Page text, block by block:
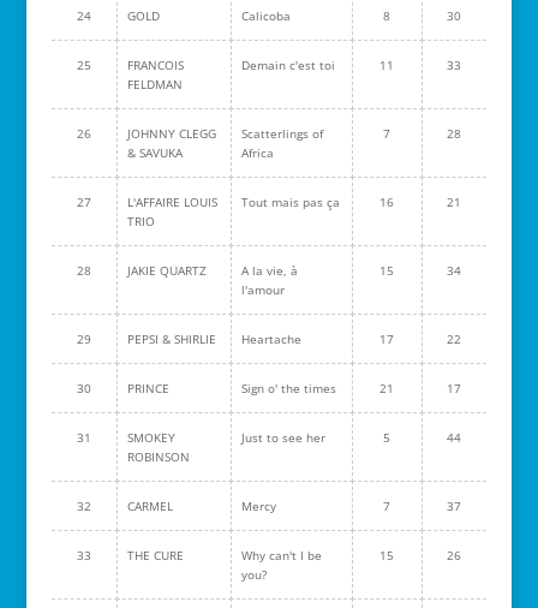
24 GOLD Calicoba 8 30
25
FRANCOIS
FELDMAN
Demain c'est toi 11 33
26
JOHNNY CLEGG
& SAVUKA
Scatterlings of
Africa
7 28
27
L'AFFAIRE LOUIS
TRIO
Tout mais pas ça 16 21
28 JAKIE QUARTZ
A la vie, à
l'amour
15 34
29 PEPSI & SHIRLIE Heartache 17 22
30 PRINCE Sign o' the times 21 17
31
SMOKEY
ROBINSON
Just to see her 5 44
32 CARMEL Mercy 7 37
33 THE CURE
Why can't I be
you?
15 26